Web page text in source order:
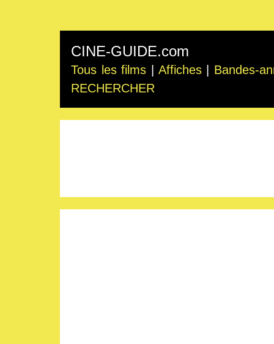
CINE-GUIDE.com
Tous les films Affiches
Bandes-
RECHERCHER